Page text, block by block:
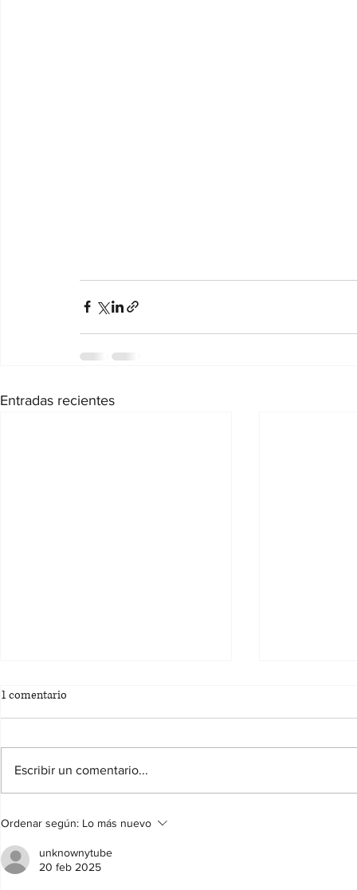
Entradas recientes
BASES DEL CONCURSO DE
DE CIFUENTES 2026
1 comentario
Escribir un comentario...
Ordenar según: Lo más nuevo
unknownytube
20 feb 2025